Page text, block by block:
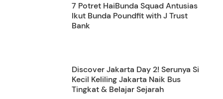
7 Potret HaiBunda Squad Antusias
Ikut Bunda Poundfit with J Trust
Bank
Discover Jakarta Day 2! Serunya Si
Kecil Keliling Jakarta Naik Bus
Tingkat & Belajar Sejarah